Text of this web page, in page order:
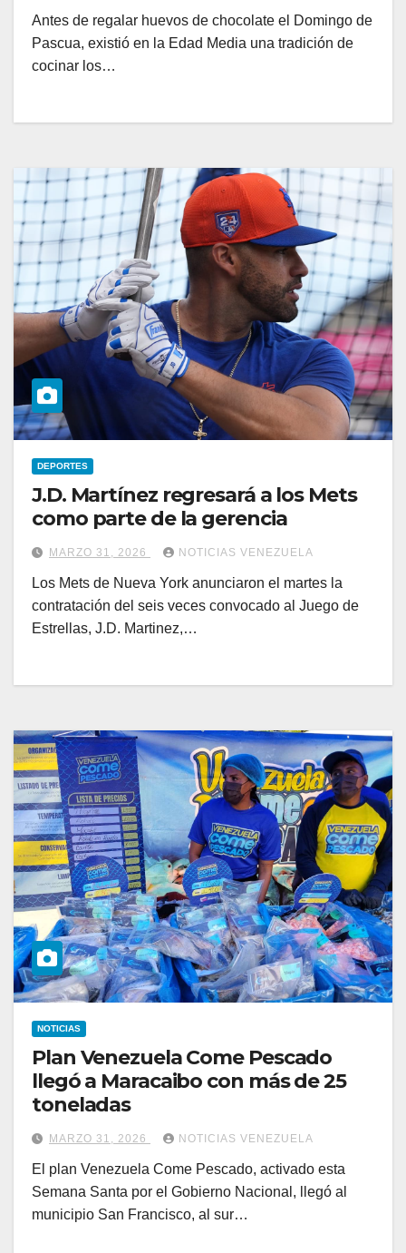
Antes de regalar huevos de chocolate el Domingo de
Pascua, existió en la Edad Media una tradición de
cocinar los…
DEPORTES
J.D. Martínez regresará a los Mets
como parte de la gerencia
MARZO 31, 2026 NOTICIAS VENEZUELA
Los Mets de Nueva York anunciaron el martes la
contratación del seis veces convocado al Juego de
Estrellas, J.D. Martinez,…
NOTICIAS
Plan Venezuela Come Pescado
llegó a Maracaibo con más de 25
toneladas
MARZO 31, 2026 NOTICIAS VENEZUELA
El plan Venezuela Come Pescado, activado esta
Semana Santa por el Gobierno Nacional, llegó al
municipio San Francisco, al sur…